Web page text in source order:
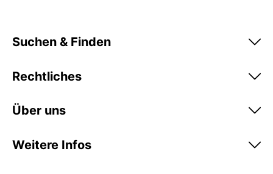
Suchen & Finden
Rechtliches
Über uns
Weitere Infos